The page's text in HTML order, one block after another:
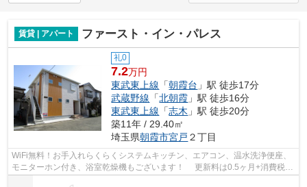
賃貸 | アパート ファースト・イン・パレス
礼0
7.2万円
東武東上線 「朝霞台 」駅 徒歩17分
武蔵野線 「北朝霞 」駅 徒歩16分
東武東上線 「志木 」駅 徒歩20分
築11年 / 29.40㎡
埼玉県朝霞市宮戸 ２丁目
WiFi無料！お手入れらくらくシステムキッチン、エアコン、温水洗浄便座、
モニターホン付き、浴室乾燥機もございます！ 更新料は0.5ヶ月+消費税相
当額！2路線利用可◎コンビニやディス...